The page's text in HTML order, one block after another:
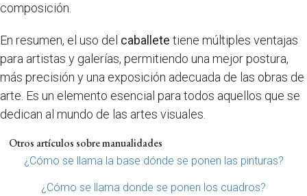
composición.
En resumen, el uso del caballete tiene múltiples ventajas
para artistas y galerías, permitiendo una mejor postura,
más precisión y una exposición adecuada de las obras de
arte. Es un elemento esencial para todos aquellos que se
dedican al mundo de las artes visuales.
Otros artículos sobre manualidades
¿Cómo se llama la base dónde se ponen las pinturas?
¿Cómo se llama donde se ponen los cuadros?